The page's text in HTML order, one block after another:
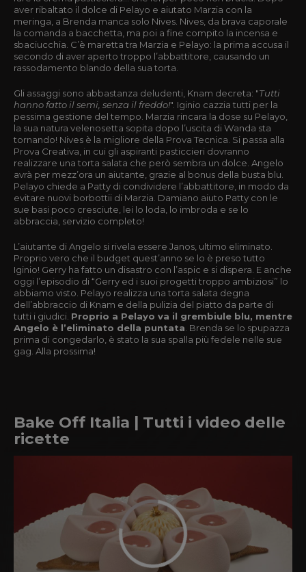
aver ribaltato il dolce di Pelayo e aiutato Marzia con la
meringa, a Brenda manca solo Nives. Nives, da brava caporale
la comanda a bacchetta, ma poi a fine compito la incensa e
sbaciucchia. C’è maretta tra Marzia e Pelayo: la prima accusa il
secondo di aver aperto troppo l’abbattitore, causando un
rassodamento blando della sua torta.
Gli assaggi sono abbastanza deludenti, Knam decreta: "Tutti
hanno fatto il semi, senza il freddo!". Iginio cazzia tutti per la
pessima gestione del tempo. Marzia rincara la dose su Pelayo,
la sua natura velenosetta sopita dopo l’uscita di Wanda sta
tornando! Nives è la migliore della Prova Tecnica. Si passa alla
Prova Creativa, in cui gli aspiranti pasticcieri dovranno
realizzare una torta salata che però sembra un dolce. Angelo
avrà per mezz’ora un aiutante, grazie al bonus della busta blu.
Pelayo chiede a Patty di condividere l’abbattitore, in modo da
evitare nuovi borbottii di Marzia. Damiano aiuto Patty con le
sue basi poco cresciute, lei lo loda, lo imbroda e se lo
abbraccia, servizio completo!
L’aiutante di Angelo si rivela essere Janos, ultimo eliminato.
Proprio vero che il budget quest’anno se lo è preso tutto
Iginio! Gerry ha fatto un disastro con l’aspic e si dispera. E anche
oggi l’episodio di “Gerry ed i suoi progetti troppo ambiziosi” lo
abbiamo visto. Pelayo realizza una torta salata degna
dell’abbraccio di Knam e della pulizia del piatto da parte di
tutti i giudici. Proprio a Pelayo va il grembiule blu, mentre
Angelo è l’eliminato della puntata . Brenda se lo spupazza
prima di congedarlo, è stato la sua spalla più fedele nelle sue
gag. Alla prossima!
Bake Off Italia | Tutti i video delle
ricette